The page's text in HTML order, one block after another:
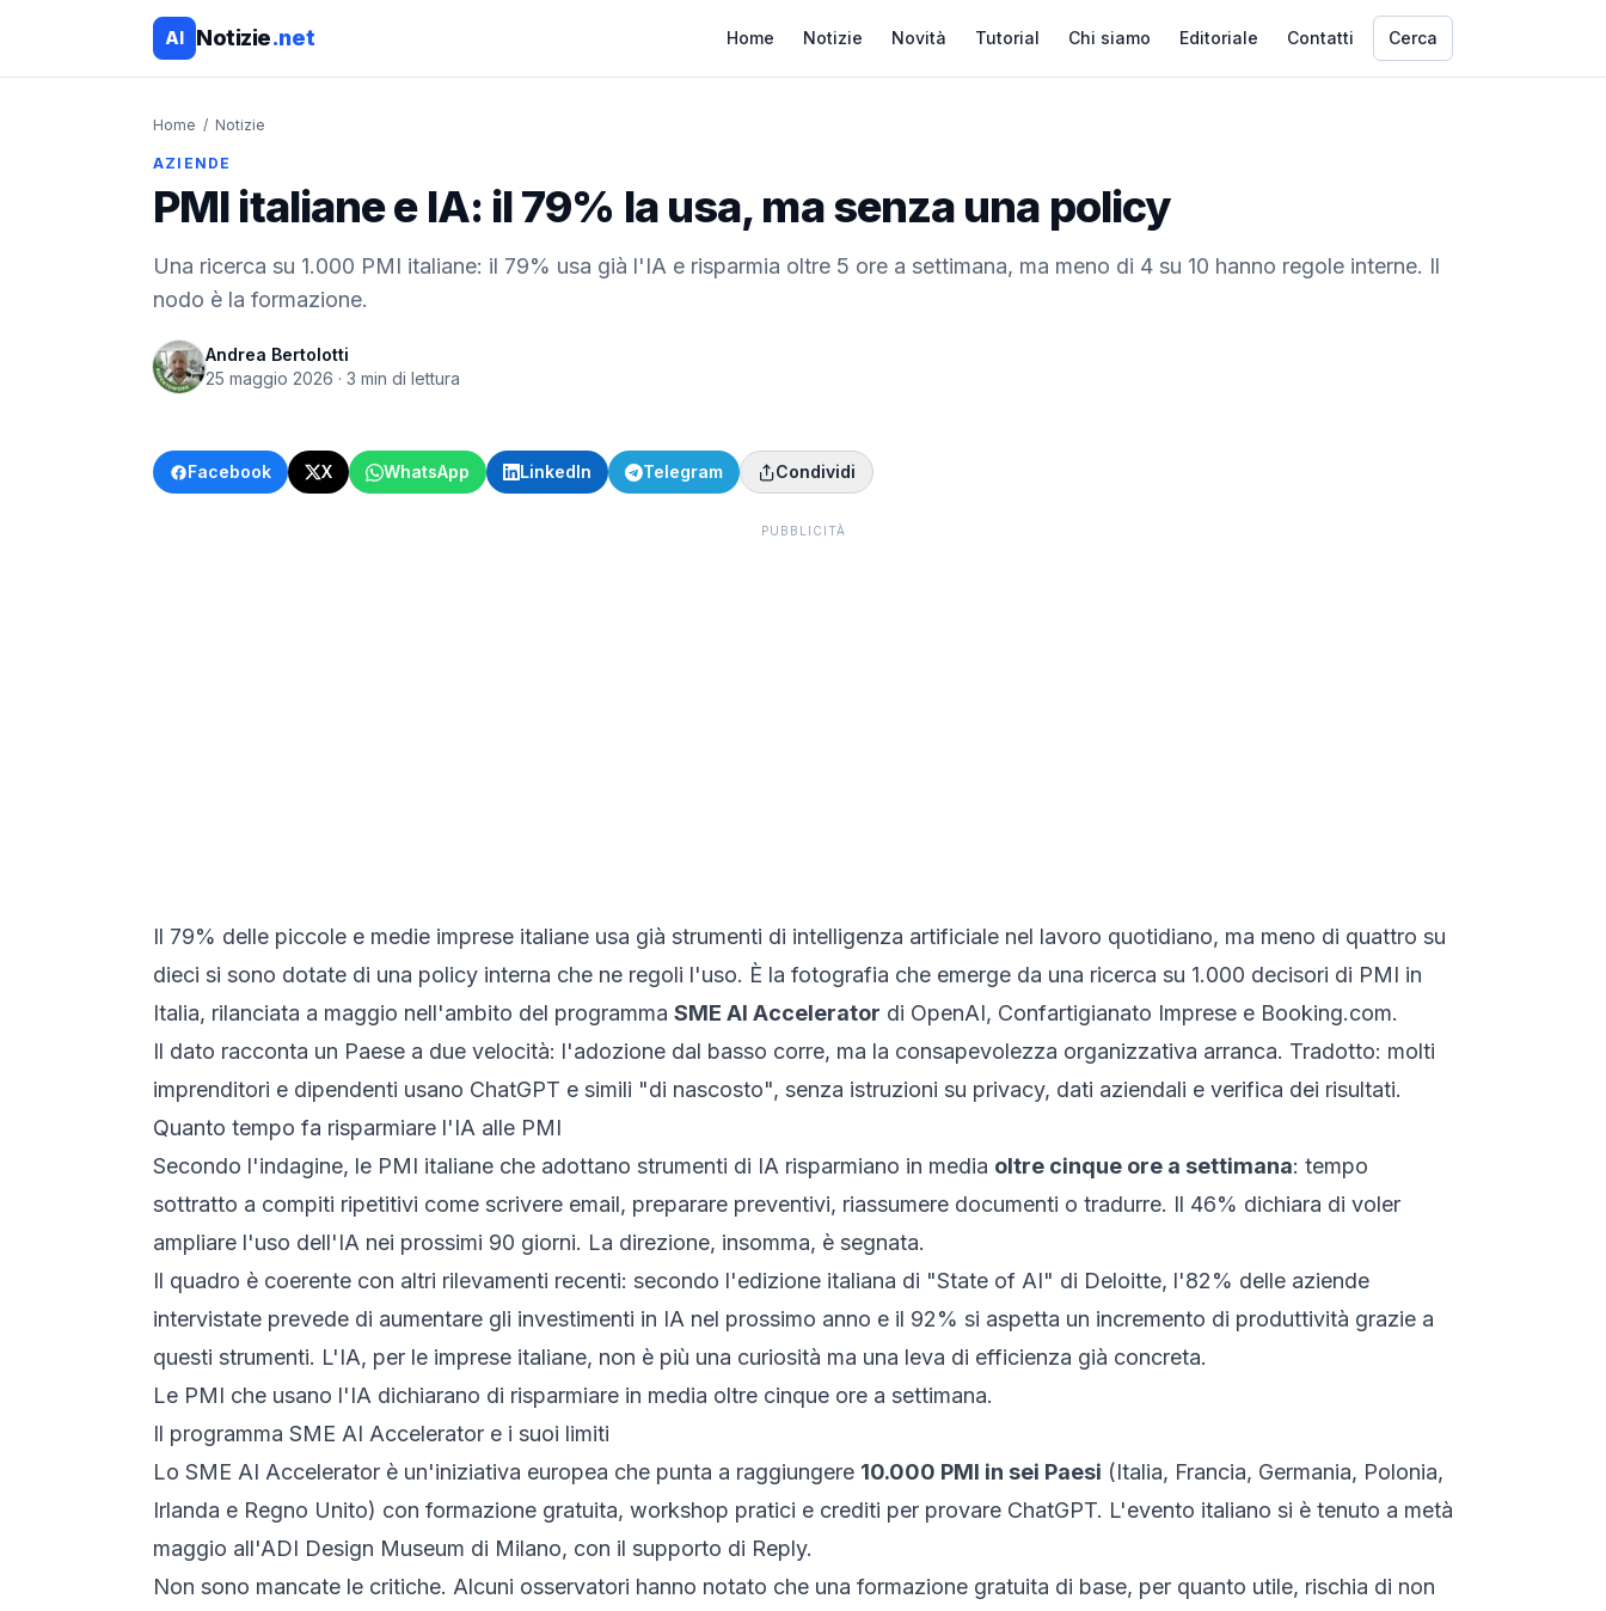
AI Notizie.net Home Notizie Novità Tutorial Chi siamo Editoriale Contatti Cerca
Home / Notizie
AZIENDE
PMI italiane e IA: il 79% la usa, ma senza una policy
Una ricerca su 1.000 PMI italiane: il 79% usa già l'IA e risparmia oltre 5 ore a settimana, ma meno di 4 su 10 hanno regole interne. Il
nodo è la formazione.
Andrea Bertolotti
25 maggio 2026 · 3 min di lettura
Facebook X WhatsApp LinkedIn Telegram Condividi
PUBBLICITÀ
Il 79% delle piccole e medie imprese italiane usa già strumenti di intelligenza artificiale nel lavoro quotidiano, ma meno di quattro su
dieci si sono dotate di una policy interna che ne regoli l'uso. È la fotografia che emerge da una ricerca su 1.000 decisori di PMI in
Italia, rilanciata a maggio nell'ambito del programma SME AI Accelerator di OpenAI, Confartigianato Imprese e Booking.com.
Il dato racconta un Paese a due velocità: l'adozione dal basso corre, ma la consapevolezza organizzativa arranca. Tradotto: molti
imprenditori e dipendenti usano ChatGPT e simili "di nascosto", senza istruzioni su privacy, dati aziendali e verifica dei risultati.
Quanto tempo fa risparmiare l'IA alle PMI
Secondo l'indagine, le PMI italiane che adottano strumenti di IA risparmiano in media oltre cinque ore a settimana: tempo
sottratto a compiti ripetitivi come scrivere email, preparare preventivi, riassumere documenti o tradurre. Il 46% dichiara di voler
ampliare l'uso dell'IA nei prossimi 90 giorni. La direzione, insomma, è segnata.
Il quadro è coerente con altri rilevamenti recenti: secondo l'edizione italiana di "State of AI" di Deloitte, l'82% delle aziende
intervistate prevede di aumentare gli investimenti in IA nel prossimo anno e il 92% si aspetta un incremento di produttività grazie a
questi strumenti. L'IA, per le imprese italiane, non è più una curiosità ma una leva di efficienza già concreta.
Le PMI che usano l'IA dichiarano di risparmiare in media oltre cinque ore a settimana.
Il programma SME AI Accelerator e i suoi limiti
Lo SME AI Accelerator è un'iniziativa europea che punta a raggiungere 10.000 PMI in sei Paesi (Italia, Francia, Germania, Polonia,
Irlanda e Regno Unito) con formazione gratuita, workshop pratici e crediti per provare ChatGPT. L'evento italiano si è tenuto a metà
maggio all'ADI Design Museum di Milano, con il supporto di Reply.
Non sono mancate le critiche. Alcuni osservatori hanno notato che una formazione gratuita di base, per quanto utile, rischia di non